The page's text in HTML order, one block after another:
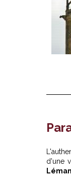
d'une
Léman